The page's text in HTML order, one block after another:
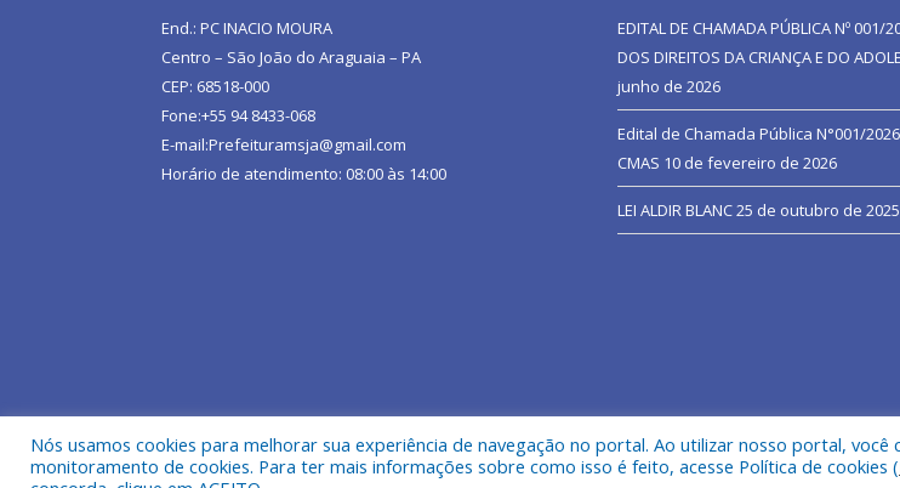
End.: PC INACIO MOURA
Centro – São João do Araguaia – PA
CEP: 68518-000
Fone:+55 94 8433-068
E-mail:Prefeituramsja@gmail.com
Horário de atendimento: 08:00 às 14:00
EDITAL DE CHAMADA PÚBLICA Nº 001/
DOS DIREITOS DA CRIANÇA E DO
junho de 2026
Edital de Chamada Pública N°001/
CMAS 10 de fevereiro de 2026
LEI ALDIR BLANC25 de outubro de 2025
Todos os direitos reservados a Prefeitura Municipal de São João do Araguaia.
Nós usamos cookies para melhorar sua experiência de navegação no portal. Ao utilizar nosso portal, você
monitoramento de cookies. Para ter mais informações sobre como isso é feito, acesse Política de cookies (